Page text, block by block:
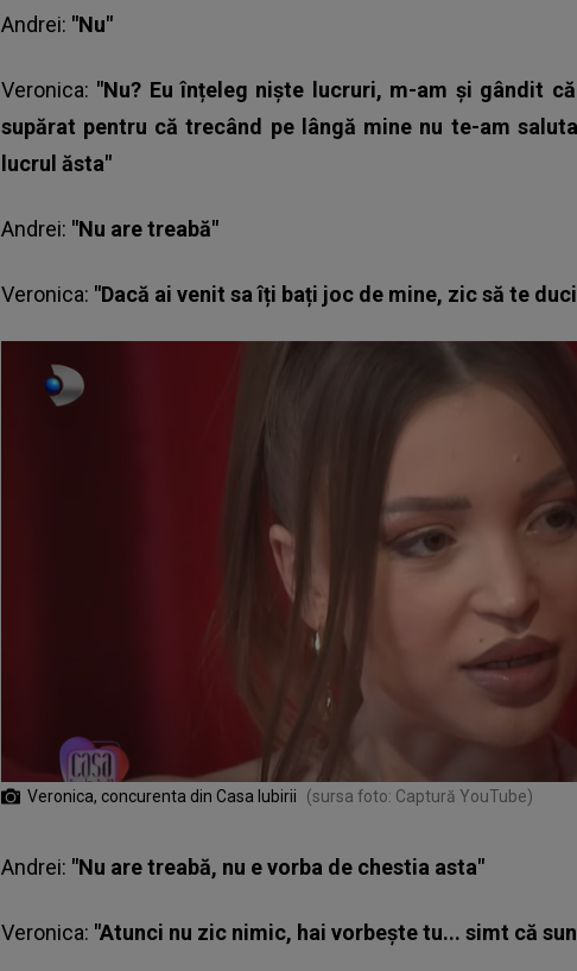
Andrei: "Nu"
Veronica: "Nu? Eu înțeleg niște lucruri, m-am și gândit
supărat pentru că trecând pe lângă mine nu te-am
lucrul ăsta"
Andrei: "Nu are treabă"
Veronica: "Dacă ai venit sa îți bați joc de mine, zic să te
Veronica, concurenta din Casa Iubirii (sursa foto: Captură YouTube)
Andrei: "Nu are treabă, nu e vorba de chestia asta"
Veronica: "Atunci nu zic nimic, hai vorbește tu... simt că